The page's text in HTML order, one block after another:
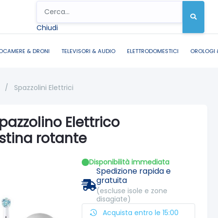
Chiudi
& DRONI TELEVISORI & AUDIO ELETTRODOMESTICI OROLOGI
/ Spazzolini Elettrici
Elettrico
rotante
Disponibilità immediata
Spedizione rapida e
gratuita
(escluse isole e zone
disagiate)
Acquista entro le 15:00